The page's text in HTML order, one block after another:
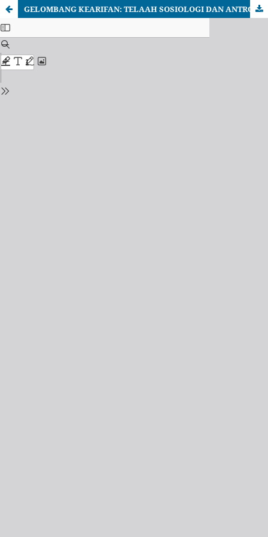
GELOMBANG KEARIFAN: TELAAH SOSIOLOGI DAN ANTROPOLOGI TERHADAP DINAMIKA PENDIDIKAN ISLAM DI MASYARAKAT PESISIR